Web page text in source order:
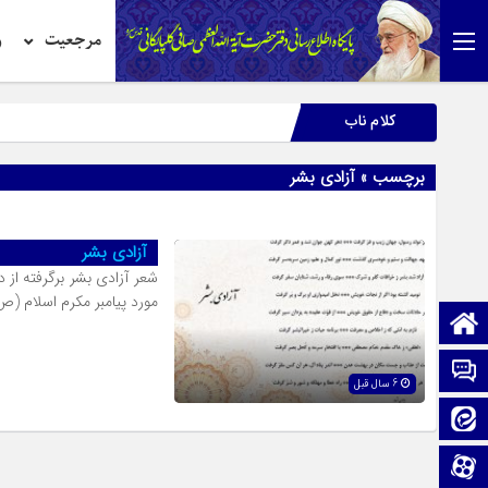
مرجعیت
صفحه نخست
تماس با ما
کلام ناب
برچسب » آزادی بشر
آزادی بشر
شعر آزادی بشر برگرفته
مورد پیامبر مکرم اسلام